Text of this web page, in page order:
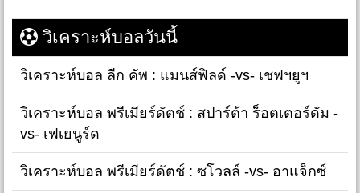
วิเคราะห์บอลวันนี้
วิเคราะห์บอล ลีก คัพ : แมนส์ฟิลด์ -vs- เชฟฯยูฯ
วิเคราะห์บอล พรีเมียร์ดัตช์ : สปาร์ต้า ร็อตเตอร์ดัม -
vs- เฟเยนูร์ด
วิเคราะห์บอล พรีเมียร์ดัตช์ : ซโวลล์ -vs- อาแจ็กซ์